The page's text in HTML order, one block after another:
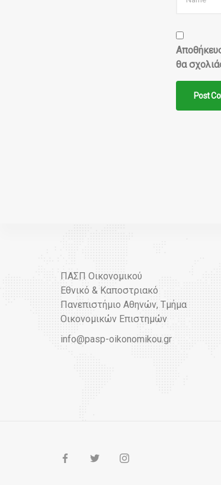
θα
ΠΑΣΠ Οικονομικού
Εθνικό & Καποστριακό
Πανεπιστήμιο Αθηνών, Τμήμα
Οικονομικών Επιστημών
info@pasp-oikonomikou.gr